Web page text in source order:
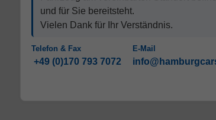
und für Sie bereitsteht.
Vielen Dank für Ihr Verständnis.
Telefon & Fax
+49 (0)170 793 7072
E-Mail